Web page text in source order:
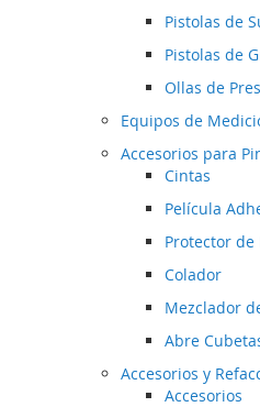
Pistolas de
Pistolas de
Ollas de
Equipos de
Accesorios para
Cintas
Película
Protector de
Colador
Mezclador
Abre
Accesorios y
Accesorios